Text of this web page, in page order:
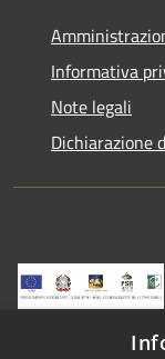
Informativa
Note legali
Dichiarazione